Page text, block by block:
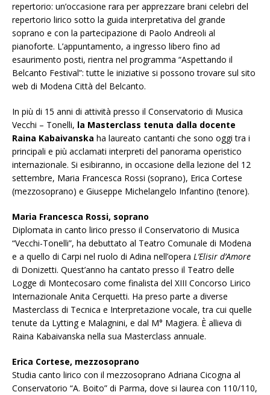
repertorio: un’occasione rara per apprezzare brani celebri del
repertorio lirico sotto la guida interpretativa del grande
soprano e con la partecipazione di Paolo Andreoli al
pianoforte. L’appuntamento, a ingresso libero fino ad
esaurimento posti, rientra nel programma “Aspettando il
Belcanto Festival”: tutte le iniziative si possono trovare sul sito
web di Modena Città del Belcanto.
In più di 15 anni di attività presso il Conservatorio di Musica
Vecchi – Tonelli, la Masterclass tenuta dalla docente
Raina Kabaivanska ha laureato cantanti che sono oggi tra i
principali e più acclamati interpreti del panorama operistico
internazionale. Si esibiranno, in occasione della lezione del 12
settembre, Maria Francesca Rossi (soprano), Erica Cortese
(mezzosoprano) e Giuseppe Michelangelo Infantino (tenore).
Maria Francesca Rossi, soprano
Diplomata in canto lirico presso il Conservatorio di Musica
“Vecchi-Tonelli”, ha debuttato al Teatro Comunale di Modena
e a quello di Carpi nel ruolo di Adina nell’opera L’Elisir d’Amore
di Donizetti. Quest’anno ha cantato presso il Teatro delle
Logge di Montecosaro come finalista del XIII Concorso Lirico
Internazionale Anita Cerquetti. Ha preso parte a diverse
Masterclass di Tecnica e Interpretazione vocale, tra cui quelle
tenute da Lytting e Malagnini, e dal M° Magiera. È allieva di
Raina Kabaivanska nella sua Masterclass annuale.
Erica Cortese, mezzosoprano
Studia canto lirico con il mezzosoprano Adriana Cicogna al
Conservatorio “A. Boito” di Parma, dove si laurea con 110/110,